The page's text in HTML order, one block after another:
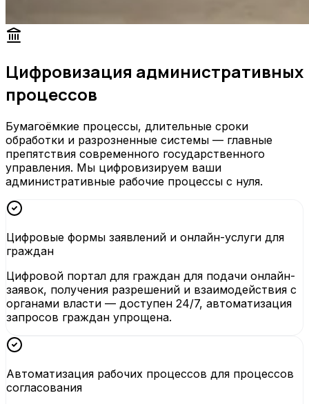
Цифровизация административных
процессов
Бумагоёмкие процессы, длительные сроки
обработки и разрозненные системы — главные
препятствия современного государственного
управления. Мы цифровизируем ваши
административные рабочие процессы с нуля.
Цифровые формы заявлений и онлайн-услуги для
граждан
Цифровой портал для граждан для подачи онлайн-
заявок, получения разрешений и взаимодействия с
органами власти — доступен 24/7, автоматизация
запросов граждан упрощена.
Автоматизация рабочих процессов для процессов
согласования